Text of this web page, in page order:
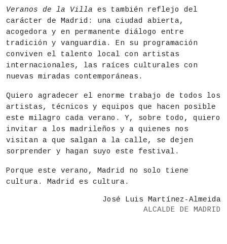
Veranos de la Villa es también reflejo del
carácter de Madrid: una ciudad abierta,
acogedora y en permanente diálogo entre
tradición y vanguardia. En su programación
conviven el talento local con artistas
internacionales, las raíces culturales con
nuevas miradas contemporáneas.
Quiero agradecer el enorme trabajo de todos los
artistas, técnicos y equipos que hacen posible
este milagro cada verano. Y, sobre todo, quiero
invitar a los madrileños y a quienes nos
visitan a que salgan a la calle, se dejen
sorprender y hagan suyo este festival.
Porque este verano, Madrid no solo tiene
cultura. Madrid es cultura.
José Luis Martínez-Almeida
ALCALDE DE MADRID